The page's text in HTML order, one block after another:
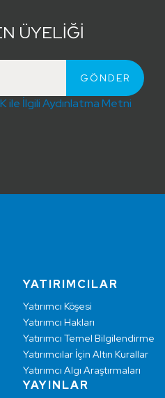
ÜYELİĞİ
ile İlgili Aydınlatma Metni
YATIRIMCILAR
Yatırımcı Köşesi
Yatırımcı Hakları
Yatırımcı Temel Bilgilendirme
Yatırımcılar İçin Altın Kurallar
Yatırımcı Algı Araştırmaları
YAYINLAR